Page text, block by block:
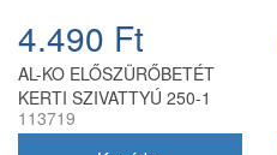
4.490 Ft
AL-KO ELŐSZÜRŐBETÉT
KERTI SZIVATTYÚ 250-1
ZOLL
113719